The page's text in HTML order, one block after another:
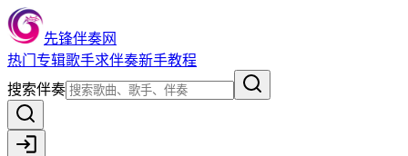
先锋伴奏网
热门 专辑歌手求伴奏新手教程
搜索伴奏